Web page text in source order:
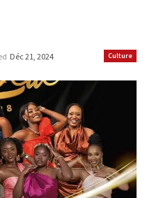
Culture
Déc 21, 2024